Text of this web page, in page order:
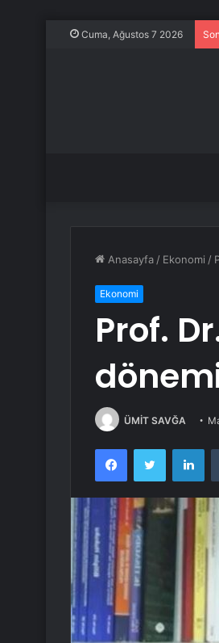
Cuma, Ağustos 7 2026
Anasayfa / Ekonomi /
Ekonomi
Prof.
ÜMİT SAVĞA
FacebookTwitter